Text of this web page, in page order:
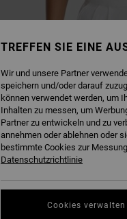
TREFFEN SIE EINE
Wir und unsere Partner
speichern und/oder darauf
können verwendet werden, um
Inhalten zu messen, um
Partner zu entwickeln und zu
annehmen oder ablehnen oder
bestimmte Cookies zur
Datenschutzrichtlinie
Cookies verwalten